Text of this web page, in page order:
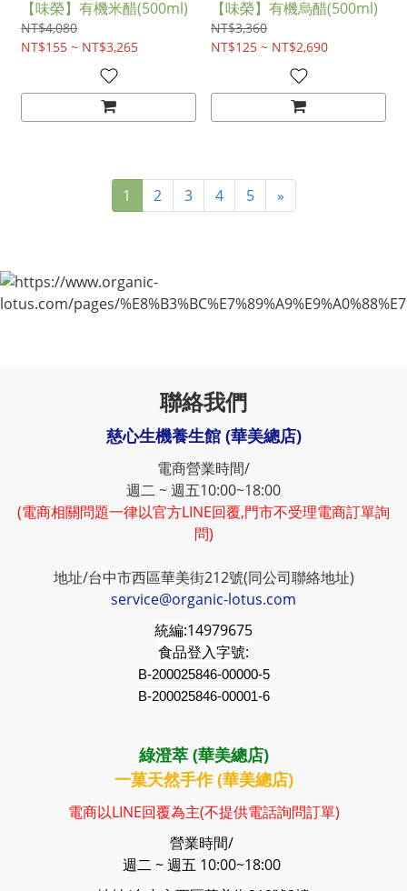
【味榮】有機米醋(500ml)
NT$4,080
NT$155 ~ NT$3,265
【味榮】有機烏醋(500ml)
NT$3,360
NT$125 ~ NT$2,690
1 2 3 4 5 »
聯絡我們
慈心生機養生館 (華美總店)
電商營業時間/
週二 ~ 週五10:00~18:00
(電商相關問題一律以官方LINE回覆,門市不受理電商訂單詢
問)
地址/台中市西區華美街212號(同公司聯絡地址)
service@organic-lotus.com
統編:14979675
食品登入字號:
B-200025846-00000-5
B-200025846-00001-6
綠澄萃 (華美總店)
一菓天然手作 (華美總店)
電商以LINE回覆為主(不提供電話詢問訂單)
營業時間/
週二 ~ 週五 10:00~18:00